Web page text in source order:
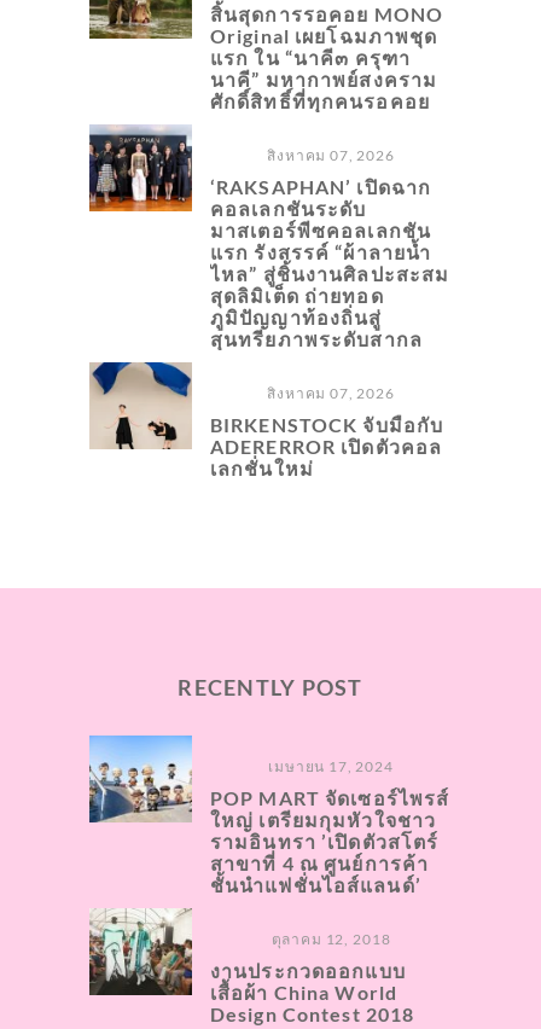
สิ้นสุดการรอคอย MONO
Original เผยโฉมภาพชุด
แรก ใน “นาคี๓ ครุฑา
นาคี” มหากาพย์สงคราม
ศักดิ์สิทธิ์ที่ทุกคนรอคอย
สิงหาคม 07, 2026
‘RAKSAPHAN’ เปิดฉาก
คอลเลกชันระดับ
มาสเตอร์พีซคอลเลกชัน
แรก รังสรรค์ “ผ้าลายน้ำ
ไหล” สู่ชิ้นงานศิลปะสะสม
สุดลิมิเต็ด ถ่ายทอด
ภูมิปัญญาท้องถิ่นสู่
สุนทรียภาพระดับสากล
สิงหาคม 07, 2026
BIRKENSTOCK จับมือกับ
ADERERROR เปิดตัวคอล
เลกชั่นใหม่
RECENTLY POST
เมษายน 17, 2024
POP MART จัดเซอร์ไพรส์
ใหญ่ เตรียมกุมหัวใจชาว
รามอินทรา ’เปิดตัวสโตร์
สาขาที่ 4 ณ ศูนย์การค้า
ชั้นนำแฟชั่นไอส์แลนด์’
ตุลาคม 12, 2018
งานประกวดออกแบบ
เสื้อผ้า China World
Design Contest 2018